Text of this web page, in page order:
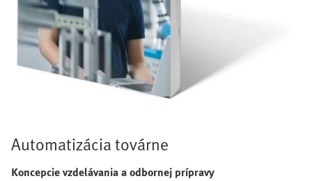
Automatizácia továrne
Koncepcie vzdelávania a odbornej prípravy